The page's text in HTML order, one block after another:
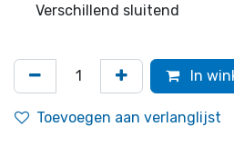
Verschillend sluitend
In
Toevoegen aan verlanglijst